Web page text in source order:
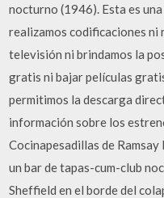
nocturno (1946). Esta es
realizamos codificaciones ni
televisión ni brindamos la
gratis ni bajar películas
permitimos la descarga
información sobre los
Cocinapesadillas de
un bar de tapas-cum-club
Sheffield en el borde del